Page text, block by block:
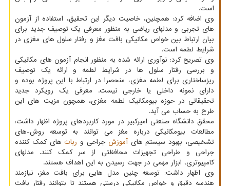
است.
وی اضافه کرد: همچنین، خاصیت دیگر این تحقیق، استفاده از آزمون
های تجربی و مدلهای ریاضی به منظور معرفی یک توصیف جدید برای
بیان ارتباط بین خواص مکانیکی بافت مغز و رفتار سلول های مغزی در
شرایط لطمه است.
وی تصریح کرد: نوآوری ارائه شده به منظور انجام آزمون های مکانیکی
و بررسی رفتار سلول ها در شرایط لطمه و ارائه یک توصیف
ریزساختاری برای لطمه مغزی، منحصرا در ارتباط با این پروژه بوده و
دارای نمونه داخلی یا خارجی نیست. معرفی یک رویکرد جدید
تحقیقاتی در حوزه بیومکانیک لطمه مغزی، همچون مزیت های این
طرح به حساب می آید.
محقق دانشگاه صنعتی امیرکبیر در مورد کاربردهای پروژه اظهار داشت:
مطالعات بیومکانیکی درباره مغز می توانند به توسعه روش-های
تشخیصی، بهبود سیستم هایآموزش جراحی و ربات های کمک کننده
جراحی و طراحی تجهیزات محافظتی از سر کمک کنند. مدلهای
کامپیوتری، ابزار مهمی در جهت رسیدن به این اهداف هستند.
وی اظهار داشت: توسعه چنین مدل هایی برای بافت مغز، نیازمند
هندسه دقیق و خواص مکانیکی درستی هستند تا بتوانند رفتار بافت